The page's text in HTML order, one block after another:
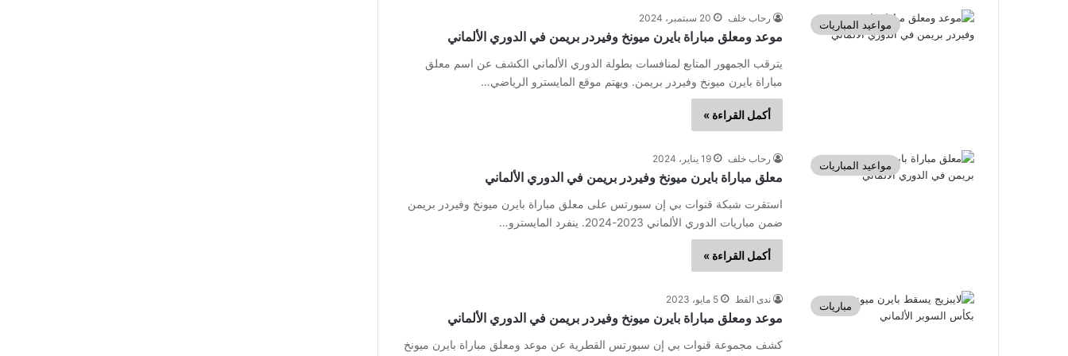
مواعيد المباريات
رحاب خلف 20 سبتمبر، 2024
موعد ومعلق مباراة بايرن ميونخ وفيردر بريمن في الدوري الألماني
يترقب الجمهور المتابع لمنافسات بطولة الدوري الألماني الكشف عن اسم معلق
مباراة بايرن ميونخ وفيردر بريمن. ويهتم موقع المايسترو الرياضي…
أكمل القراءة »
مواعيد المباريات
رحاب خلف 19 يناير، 2024
معلق مباراة بايرن ميونخ وفيردر بريمن في الدوري الألماني
استقرت شبكة قنوات بي إن سبورتس على معلق مباراة بايرن ميونخ وفيردر بريمن
ضمن مباريات الدوري الألماني 2023-2024. ينفرد المايسترو…
أكمل القراءة »
مباريات
ندى القط 5 مايو، 2023
موعد ومعلق مباراة بايرن ميونخ وفيردر بريمن في الدوري الألماني
كشف مجموعة قنوات بي إن سبورتس القطرية عن موعد ومعلق مباراة بايرن ميونخ